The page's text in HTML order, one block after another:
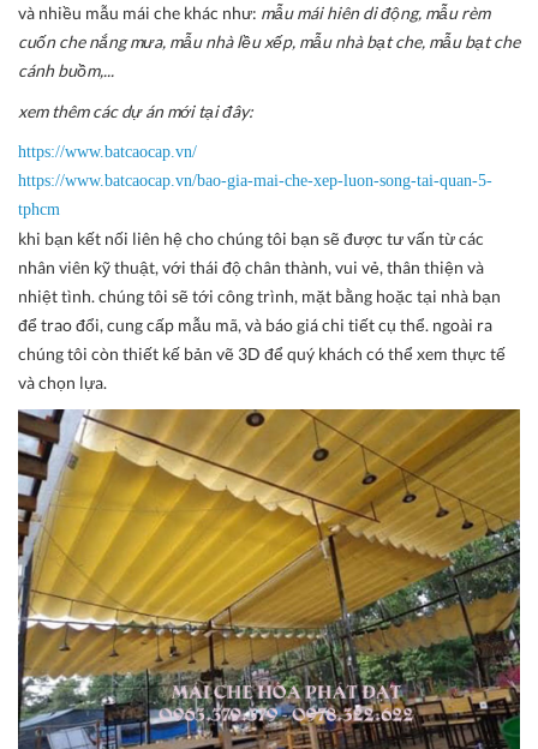
và nhiều mẫu mái che khác như: mẫu mái hiên di động, mẫu rèm
cuốn che nắng mưa, mẫu nhà lều xếp, mẫu nhà bạt che, mẫu bạt che
cánh buồm,...
xem thêm các dự án mới tại đây:
https://www.batcaocap.vn/
https://www.batcaocap.vn/bao-gia-mai-che-xep-luon-song-tai-quan-5-
tphcm
khi bạn kết nối liên hệ cho chúng tôi bạn sẽ được tư vấn từ các
nhân viên kỹ thuật, với thái độ chân thành, vui vẻ, thân thiện và
nhiệt tình. chúng tôi sẽ tới công trình, mặt bằng hoặc tại nhà bạn
để trao đổi, cung cấp mẫu mã, và báo giá chi tiết cụ thể. ngoài ra
chúng tôi còn thiết kế bản vẽ 3D để quý khách có thể xem thực tế
và chọn lựa.